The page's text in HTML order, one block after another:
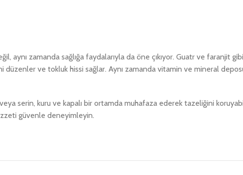
aynı zamanda sağlığa faydalarıyla da öne çıkıyor. Guatr ve faranjit
düzenler ve tokluk hissi sağlar. Aynı zamanda vitamin ve mineral
veya serin, kuru ve kapalı bir ortamda muhafaza ederek tazeliğini
güvenle deneyimleyin.